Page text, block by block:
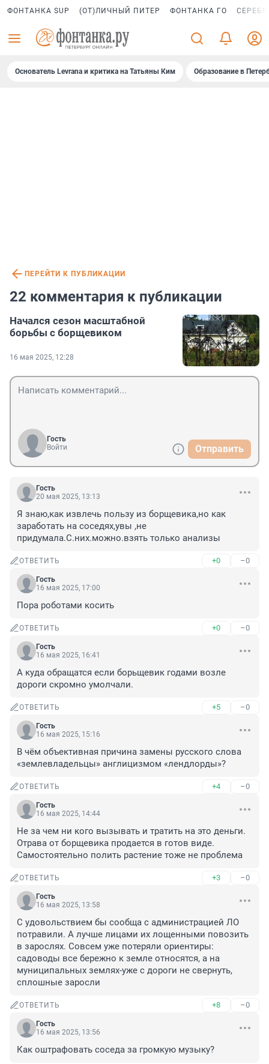
ФОНТАНКА SUP (ОТ)ЛИЧНЫЙ ПИТЕР ФОНТАНКА ГО
Основатель Levrana и критика на Татьяны Ким Образование в
ПЕРЕЙТИ К ПУБЛИКАЦИИ
22 комментария к публикации
Начался сезон масштабной
борьбы с борщевиком
16 мая 2025, 12:28
Гость
Войти
Отправить
Гость
20 мая 2025, 13:13
Я знаю,как извлечь пользу из борщевика,но как
заработать на соседях,увы ,не
придумала.С.них.можно.взять только анализы
ОТВЕТИТЬ +0 –0
Гость
16 мая 2025, 17:00
Пора роботами косить
ОТВЕТИТЬ +0 –0
Гость
16 мая 2025, 16:41
А куда обращатся если борьщевик годами возле
дороги скромно умолчали.
ОТВЕТИТЬ +5 –0
Гость
16 мая 2025, 15:16
В чём объективная причина замены русского слова
«землевладельцы» англицизмом «лендлорды»?
ОТВЕТИТЬ +4 –0
Гость
16 мая 2025, 14:44
Не за чем ни кого вызывать и тратить на это деньги.
Отрава от борщевика продается в готов виде.
Самостоятельно полить растение тоже не проблема
ОТВЕТИТЬ +3 –0
Гость
16 мая 2025, 13:58
С удовольствием бы сообща с администрацией ЛО
потравили. А лучше лицами их лощенными повозить
в зарослях. Совсем уже потеряли ориентиры:
садоводы все бережно к земле относятся, а на
муниципальных землях-уже с дороги не свернуть,
сплошные заросли
ОТВЕТИТЬ +8 –0
Гость
16 мая 2025, 13:56
Как оштрафовать соседа за громкую музыку?